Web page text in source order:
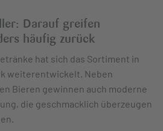
Darauf greifen
häufig zurück
hat sich das Sortiment in
weiterentwickelt. Neben
Bieren gewinnen auch moderne
die geschmacklich überzeugen